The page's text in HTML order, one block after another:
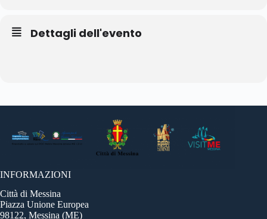
Dettagli dell'evento
INFORMAZIONI
Città di Messina
Piazza Unione Europea
98122, Messina (ME)